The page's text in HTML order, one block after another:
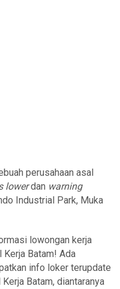
perusahaan asal
lowerdan warning
Industrial Park, Muka
lowongan kerja
Kerja Batam! Ada
info loker terupdate
Batam, diantaranya